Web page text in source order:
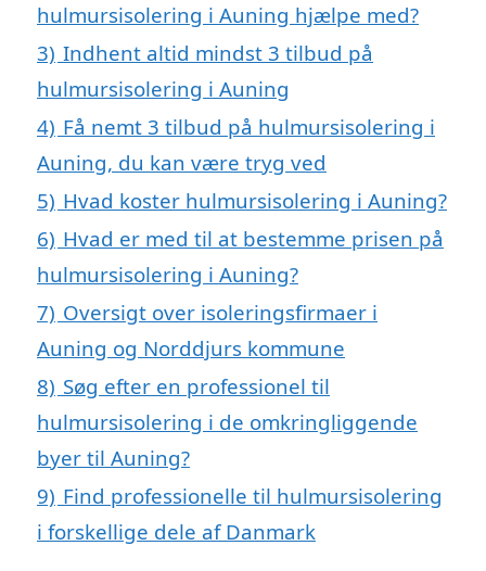
hulmursisolering i Auning hjælpe med?
3) Indhent altid mindst 3 tilbud på
hulmursisolering i Auning
4) Få nemt 3 tilbud på hulmursisolering i
Auning, du kan være tryg ved
5) Hvad koster hulmursisolering i Auning?
6) Hvad er med til at bestemme prisen på
hulmursisolering i Auning?
7) Oversigt over isoleringsfirmaer i
Auning og Norddjurs kommune
8) Søg efter en professionel til
hulmursisolering i de omkringliggende
byer til Auning?
9) Find professionelle til hulmursisolering
i forskellige dele af Danmark